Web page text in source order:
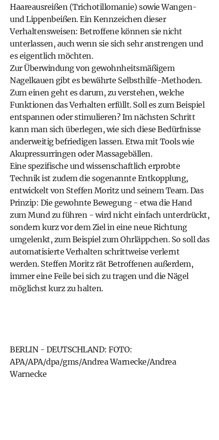
Haareausreißen (Trichotillomanie) sowie Wangen-
und Lippenbeißen. Ein Kennzeichen dieser
Verhaltensweisen: Betroffene können sie nicht
unterlassen, auch wenn sie sich sehr anstrengen und
es eigentlich möchten.
Zur Überwindung von gewohnheitsmäßigem
Nagelkauen gibt es bewährte Selbsthilfe-Methoden.
Zum einen geht es darum, zu verstehen, welche
Funktionen das Verhalten erfüllt. Soll es zum Beispiel
entspannen oder stimulieren? Im nächsten Schritt
kann man sich überlegen, wie sich diese Bedürfnisse
anderweitig befriedigen lassen. Etwa mit Tools wie
Akupressurringen oder Massagebällen.
Eine spezifische und wissenschaftlich erprobte
Technik ist zudem die sogenannte Entkopplung,
entwickelt von Steffen Moritz und seinem Team. Das
Prinzip: Die gewohnte Bewegung - etwa die Hand
zum Mund zu führen - wird nicht einfach unterdrückt,
sondern kurz vor dem Ziel in eine neue Richtung
umgelenkt, zum Beispiel zum Ohrläppchen. So soll das
automatisierte Verhalten schrittweise verlernt
werden. Steffen Moritz rät Betroffenen außerdem,
immer eine Feile bei sich zu tragen und die Nägel
möglichst kurz zu halten.
BERLIN - DEUTSCHLAND: FOTO:
APA/APA/dpa/gms/Andrea Warnecke/Andrea
Warnecke